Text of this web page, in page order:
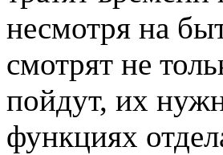
несмотря на
смотрят не
пойдут, их
функциях